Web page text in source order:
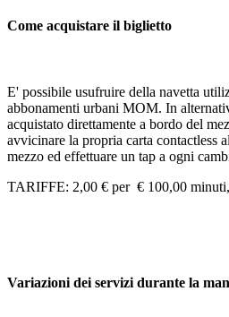
Come acquistare il biglietto
E' possibile usufruire della navetta
abbonamenti urbani MOM. In
acquistato direttamente a bordo del
avvicinare la propria carta contactless
mezzo ed effettuare un tap a ogni
TARIFFE: 2,00 € per € 100,00
Variazioni dei servizi durante la